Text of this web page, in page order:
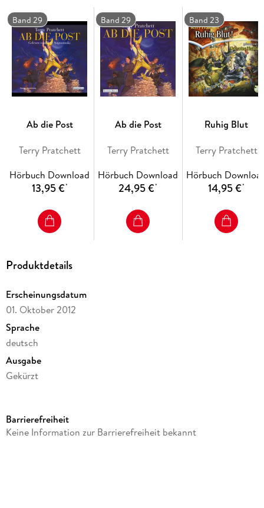
Band 29
Ab die Post
Terry Pratchett
Hörbuch Download
13,95 €*
Band 29
Ab die Post
Terry Pratchett
Hörbuch Download
24,95 €*
Band 23
Ruhig Blut
Terry Pratchett
Hörbuch
14,95 €*
Produktdetails
Erscheinungsdatum
01. Oktober 2012
Sprache
deutsch
Ausgabe
Gekürzt
Reihe
Barrierefreiheit
Keine Information zur Barrierefreiheit bekannt